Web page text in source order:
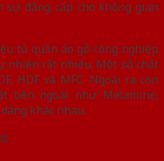
đẳng cấp cho không gian
tủ quần áo gỗ công nghiệp
nhiên rất nhiều. Một số chất
HDF và MFC. Ngoài ra còn
bên ngoài như Melamine,
khác nhau.